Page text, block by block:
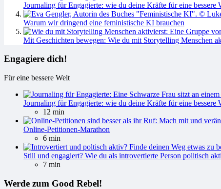
Journaling für Engagierte: wie du deine Kräfte für eine bessere
Warum wir dringend eine feministische KI brauchen
Mit Geschichten bewegen: Wie du mit Storytelling Menschen
Engagiere dich!
Für eine bessere Welt
Journaling für Engagierte: wie du deine Kräfte für eine bessere
12 min
Online-Petitionen-Marathon
6 min
Still und engagiert? Wie du als introvertierte Person politisch
7 min
Werde zum Good Rebel!